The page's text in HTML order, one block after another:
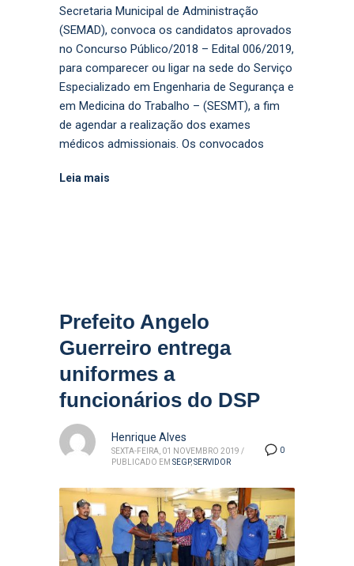
Secretaria Municipal de Administração
(SEMAD), convoca os candidatos aprovados
no Concurso Público/2018 – Edital 006/2019,
para comparecer ou ligar na sede do Serviço
Especializado em Engenharia de Segurança e
em Medicina do Trabalho – (SESMT), a fim
de agendar a realização dos exames
médicos admissionais. Os convocados
Leia mais
Prefeito Angelo
Guerreiro entrega
uniformes a
funcionários do DSP
0
Henrique Alves
SEXTA-FEIRA, 01 NOVEMBRO 2019 /
PUBLICADO EM SEGP,SERVIDOR